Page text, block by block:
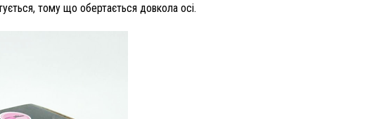
тому що обертається довкола осі.